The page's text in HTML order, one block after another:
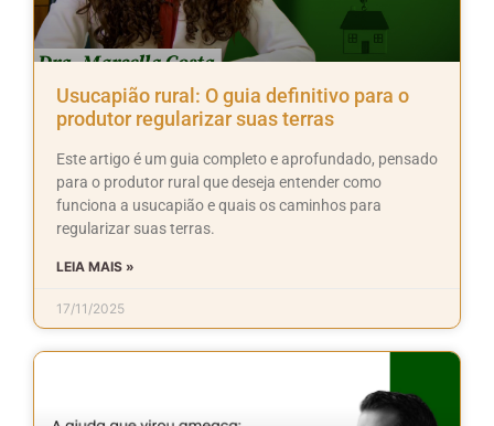
Usucapião rural: O guia definitivo para o
produtor regularizar suas terras
Este artigo é um guia completo e aprofundado, pensado
para o produtor rural que deseja entender como
funciona a usucapião e quais os caminhos para
regularizar suas terras.
LEIA MAIS »
17/11/2025